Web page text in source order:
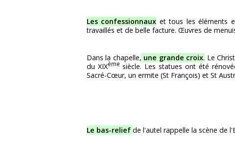
Les confessionnaux et tous les éléments
travaillés et de belle facture. Œuvres de
Dans la chapelle, une grande croix. Le
du XIXème siècle. Les statues ont été
Sacré-Cœur, un ermite (St François) et St
Le bas-relief de l'autel rappelle la scène de